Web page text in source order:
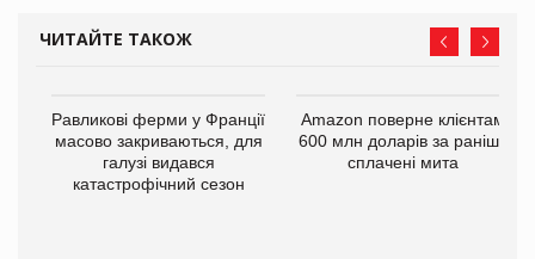
ЧИТАЙТЕ ТАКОЖ
Равликові ферми у Франції
масово закриваються, для
галузі видався
катастрофічний сезон
Amazon поверне клієнтам
600 млн доларів за раніше
сплачені мита